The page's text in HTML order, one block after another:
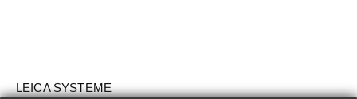
LEICA SYSTEME